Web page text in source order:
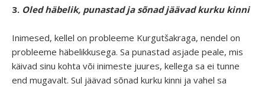
3. Oled häbelik, punastad ja sõnad jäävad kurku kinni
Inimesed, kellel on probleeme Kurgutšakraga, nendel on
probleeme häbelikkusega. Sa punastad asjade peale, mis
käivad sinu kohta või inimeste juures, kellega sa ei tunne
end mugavalt. Sul jäävad sõnad kurku kinni ja vahel sa